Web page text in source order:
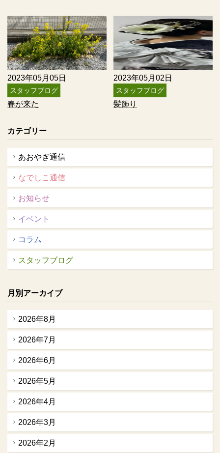
2023年05月05日
スタッフブログ
春が来た
2023年05月02日
スタッフブログ
髪飾り
カテゴリー
あおやぎ通信
なでしこ通信
お知らせ
イベント
コラム
スタッフブログ
月別アーカイブ
2026年8月
2026年7月
2026年6月
2026年5月
2026年4月
2026年3月
2026年2月